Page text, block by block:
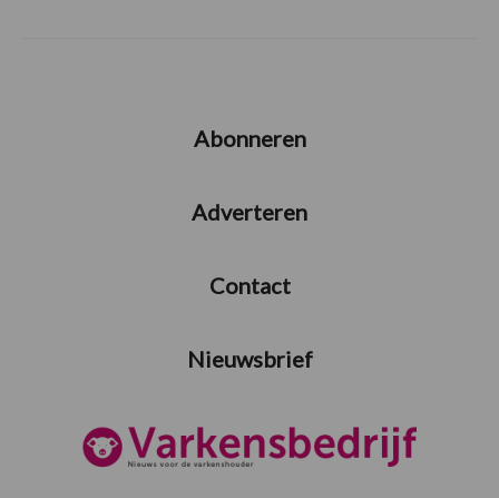
Abonneren
Adverteren
Contact
Nieuwsbrief